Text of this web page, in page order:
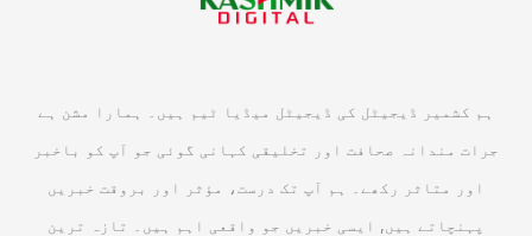
ہم کشمیر ڈیجیٹل کی ڈیجیٹل میڈیا ٹیم ہیں۔ ہمارا مشن ہے
جرات مندانہ صحافت اور تخلیقی کہانی گوئی جو آپ کو باخبر
اور متاثر رکھے۔ ہم آپ تک درست، مؤثر اور بروقت خبریں
پہنچاتے ہیں, ایسی خبریں جو واقعی اہم ہیں۔ تازہ ترین